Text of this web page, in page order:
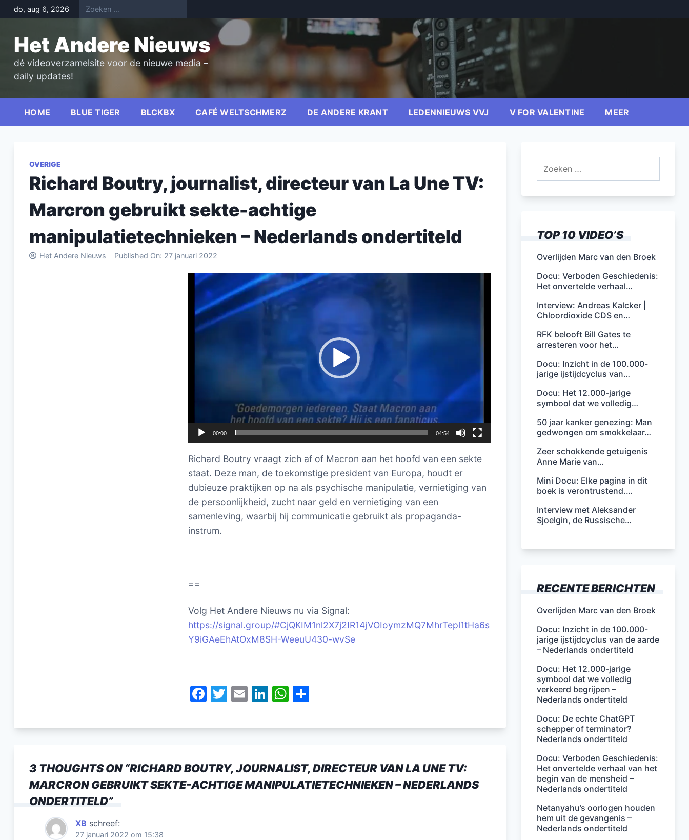
Skip
to
do, aug 6, 2026
Het Andere Nieuws
dé videoverzamelsite voor de nieuwe media –
daily updates!
HOME BLUE TIGER BLCKBX CAFÉ WELTSCHMERZ DE ANDERE KRANT LEDENNIEUWS VVJ V FOR VALENTINE MEER
OVERIGE
Richard Boutry, journalist, directeur van La Une TV:
Marcron gebruikt sekte-achtige
manipulatietechnieken – Nederlands ondertiteld
Het Andere Nieuws Published On: 27 januari 2022
Videospeler
00:00 04:54
Richard Boutry vraagt zich af of Macron aan het hoofd van een sekte
staat. Deze man, de toekomstige president van Europa, houdt er
dubieuze praktijken op na als psychische manipulatie, vernietiging van
de persoonlijkheid, zucht naar geld en vernietiging van een
samenleving, waarbij hij communicatie gebruikt als propaganda-
instrum.
==
Volg Het Andere Nieuws nu via Signal:
https://signal.group/#CjQKIM1nl2X7j2IR14jVOIoymzMQ7MhrTepl1tHa6s
Y9iGAeEhAtOxM8SH-WeeuU430-wvSe
F
c
b
o
o
T
itt
E
ai
Li
k
dI
n
W
at
A
p
p
e
3 THOUGHTS ON “RICHARD BOUTRY, JOURNALIST, DIRECTEUR VAN LA UNE TV:
MARCRON GEBRUIKT SEKTE-ACHTIGE MANIPULATIETECHNIEKEN – NEDERLANDS
ONDERTITELD”
XB schreef:
27 januari 2022 om 15:38
TOP 10 VIDEO’S
Overlijden Marc van den Broek
Docu: Verboden Geschiedenis:
Het onvertelde verhaal…
Interview: Andreas Kalcker |
Chloordioxide CDS en…
RFK belooft Bill Gates te
arresteren voor het…
Docu: Inzicht in de 100.000-
jarige ijstijdcyclus van…
Docu: Het 12.000-jarige
symbool dat we volledig…
50 jaar kanker genezing: Man
gedwongen om smokkelaar…
Zeer schokkende getuigenis
Anne Marie van…
Mini Docu: Elke pagina in dit
boek is verontrustend.…
Interview met Aleksander
Sjoelgin, de Russische…
RECENTE BERICHTEN
Overlijden Marc van den Broek
Docu: Inzicht in de 100.000-
jarige ijstijdcyclus van de aarde
– Nederlands ondertiteld
Docu: Het 12.000-jarige
symbool dat we volledig
verkeerd begrijpen –
Nederlands ondertiteld
Docu: De echte ChatGPT
schepper of terminator?
Nederlands ondertiteld
Docu: Verboden Geschiedenis:
Het onvertelde verhaal van het
begin van de mensheid –
Nederlands ondertiteld
Netanyahu’s oorlogen houden
hem uit de gevangenis –
Nederlands ondertiteld